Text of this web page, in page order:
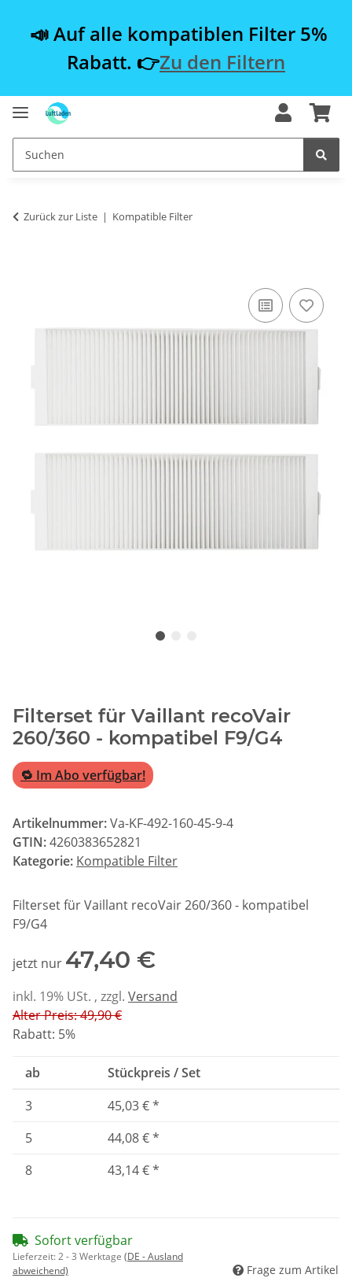
📣 Auf alle kompatiblen Filter 5%
Rabatt. 👉Zu den Filtern
Zurück zur Liste Kompatible Filter
Filterset für Vaillant recoVair
260/360 - kompatibel F9/G4
🔁 Im Abo verfügbar!
Artikelnummer:Va-KF-492-160-45-9-4
GTIN:4260383652821
Kategorie: Kompatible Filter
Filterset für Vaillant recoVair 260/360 - kompatibel
F9/G4
jetzt nur 47,40 €
inkl. 19% USt. , zzgl. Versand
Alter Preis: 49,90 €
Rabatt: 5%
ab
Stückpreis / Set
3
45,03 €*
5
44,08 €*
8
43,14 €*
Sofort verfügbar
Lieferzeit:2 - 3 Werktage (DE - Ausland
abweichend)
Frage zum Artikel